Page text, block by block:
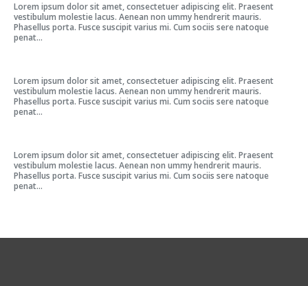
Lorem ipsum dolor sit amet, consectetuer adipiscing elit. Praesent
vestibulum molestie lacus. Aenean non ummy hendrerit mauris.
Phasellus porta. Fusce suscipit varius mi. Cum sociis sere natoque
penat...
Lorem ipsum dolor sit amet, consectetuer adipiscing elit. Praesent
vestibulum molestie lacus. Aenean non ummy hendrerit mauris.
Phasellus porta. Fusce suscipit varius mi. Cum sociis sere natoque
penat...
Lorem ipsum dolor sit amet, consectetuer adipiscing elit. Praesent
vestibulum molestie lacus. Aenean non ummy hendrerit mauris.
Phasellus porta. Fusce suscipit varius mi. Cum sociis sere natoque
penat...